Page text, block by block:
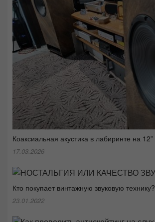
Коаксиальная акустика в лабиринте на 12”
17.03.2026
Кто покупает винтажную звуковую технику?
23.01.2022